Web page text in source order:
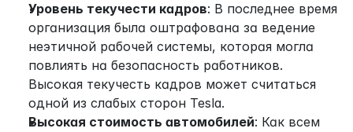
Уровень текучести кадров: В последнее время
организация была оштрафована за ведение
неэтичной рабочей системы, которая могла
повлиять на безопасность работников.
Высокая текучесть кадров может считаться
одной из слабых сторон Tesla.
Высокая стоимость автомобилей: Как всем